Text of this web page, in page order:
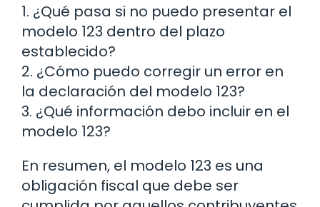
1. ¿Qué pasa si no puedo presentar el
modelo 123 dentro del plazo
establecido?
2. ¿Cómo puedo corregir un error en
la declaración del modelo 123?
3. ¿Qué información debo incluir en el
modelo 123?
En resumen, el modelo 123 es una
obligación fiscal que debe ser